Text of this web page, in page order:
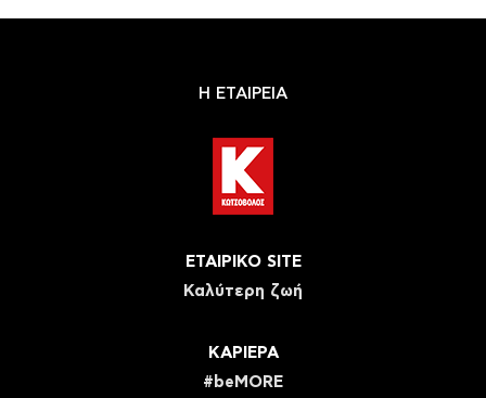
Η ΕΤΑΙΡΕΙΑ
ΕΤΑΙΡΙΚΟ SITE
Καλύτερη ζωή
ΚΑΡΙΕΡΑ
#beMORE